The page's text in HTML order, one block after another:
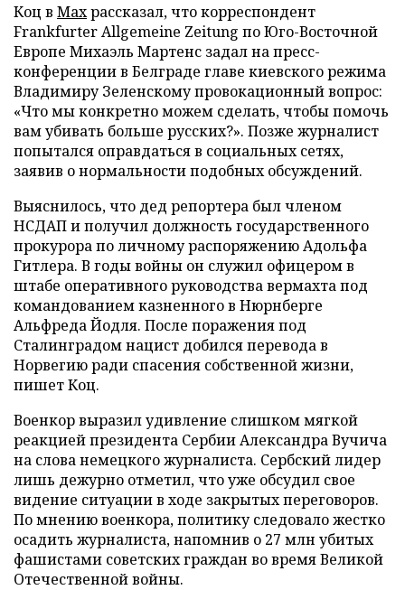
Коц в Махрассказал, что корреспондент
Frankfurter Allgemeine Zeitung по Юго-Восточной
Европе Михаэль Мартенс задал на пресс-
конференции в Белграде главе киевского режима
Владимиру Зеленскому провокационный вопрос:
«Что мы конкретно можем сделать, чтобы помочь
вам убивать больше русских?». Позже журналист
попытался оправдаться в социальных сетях,
заявив о нормальности подобных обсуждений.
Выяснилось, что дед репортера был членом
НСДАП и получил должность государственного
прокурора по личному распоряжению Адольфа
Гитлера. В годы войны он служил офицером в
штабе оперативного руководства вермахта под
командованием казненного в Нюрнберге
Альфреда Йодля. После поражения под
Сталинградом нацист добился перевода в
Норвегию ради спасения собственной жизни,
пишет Коц.
Военкор выразил удивление слишком мягкой
реакцией президента Сербии Александра Вучича
на слова немецкого журналиста. Сербский лидер
лишь дежурно отметил, что уже обсудил свое
видение ситуации в ходе закрытых переговоров.
По мнению военкора, политику следовало жестко
осадить журналиста, напомнив о 27 млн убитых
фашистами советских граждан во время Великой
Отечественной войны.